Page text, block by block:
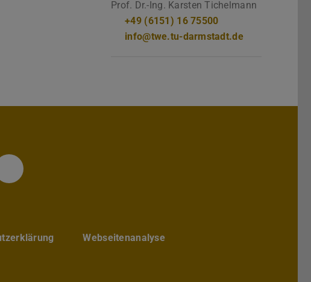
Prof. Dr.-Ing. Karsten Tichelmann
+49 (6151) 16 75500
info@twe.tu-darmstadt.de
Architektur
Fachbereichs Architektur
Seite des Fachbereichs Architektur
YouTube-Kanal des Fachbereich
Webseitenanalyse